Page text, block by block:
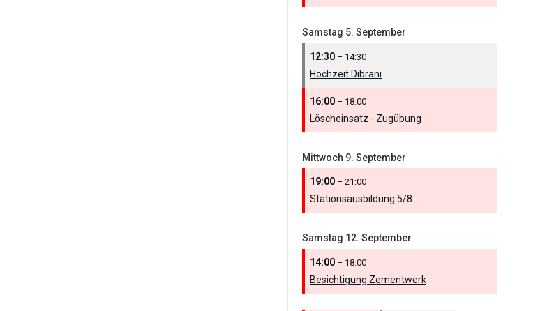
Samstag 5. September
12:30 – 14:30
Hochzeit Dibrani
16:00 – 18:00
Löscheinsatz - Zugübung
Mittwoch 9. September
19:00 – 21:00
Stationsausbildung 5/8
Samstag 12. September
14:00 – 18:00
Besichtigung Zementwerk